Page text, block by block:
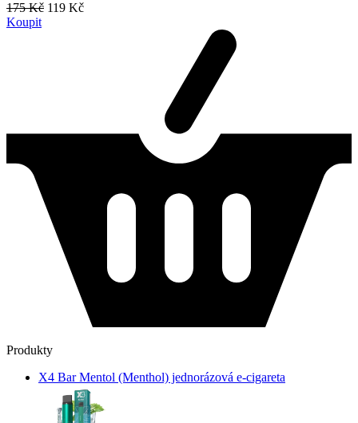
175 Kč 119 Kč
Koupit
Produkty
X4 Bar Mentol (Menthol) jednorázová e-cigareta